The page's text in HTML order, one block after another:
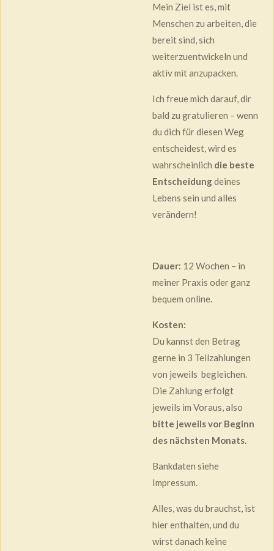
Mein Ziel ist es, mit
Menschen zu arbeiten, die
bereit sind, sich
weiterzuentwickeln und
aktiv mit anzupacken.
Ich freue mich darauf, dir
bald zu gratulieren – wenn
du dich für diesen Weg
entscheidest, wird es
wahrscheinlich die beste
Entscheidungdeines
Lebens sein und alles
verändern!
Dauer: 12 Wochen – in
meiner Praxis oder ganz
bequem online.
Kosten:
Du kannst den Betrag
gerne in 3 Teilzahlungen
von jeweils begleichen.
Die Zahlung erfolgt
jeweils im Voraus, also
bitte jeweils vor Beginn
des nächsten Monats.
Bankdaten siehe
Impressum.
Alles, was du brauchst, ist
hier enthalten, und du
wirst danach keine